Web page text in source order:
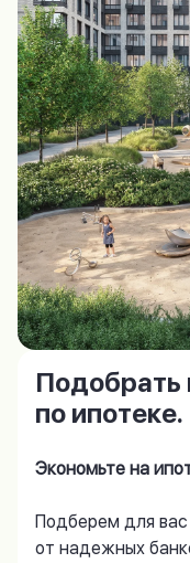
Подобрать
по ипотеке.
Экономьте на
Подберем для
от надежных